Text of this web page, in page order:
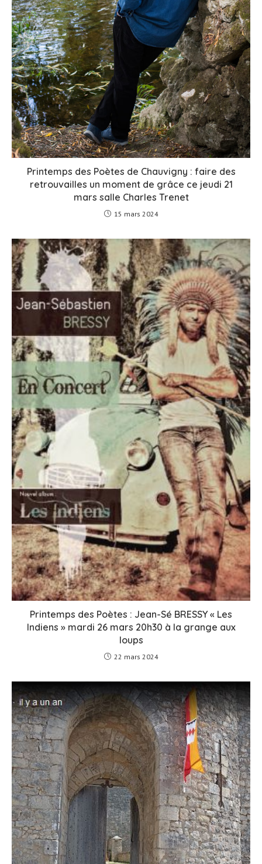
Printemps des Poètes de Chauvigny : faire des
retrouvailles un moment de grâce ce jeudi 21
mars salle Charles Trenet
15 mars 2024
Printemps des Poètes : Jean-Sé BRESSY « Les
Indiens » mardi 26 mars 20h30 à la grange aux
loups
22 mars 2024